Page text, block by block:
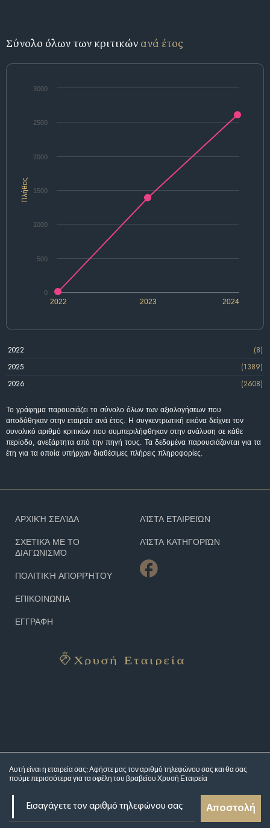
Σύνολο όλων των κριτικών ανά έτος
Πλήθος
2022 2024
2023
0
500
1000
1500
2000
2500
3000
2022
(8)
2025
(1389)
2026
(2608)
Το γράφημα παρουσιάζει το σύνολο όλων των αξιολογήσεων που
αποδόθηκαν στην εταιρεία ανά έτος. Η συγκεντρωτική εικόνα δείχνει τον
συνολικό αριθμό κριτικών που συμπεριλήφθηκαν στην ανάλυση σε κάθε
περίοδο, ανεξάρτητα από την πηγή τους. Τα δεδομένα παρουσιάζονται για τα
έτη για τα οποία υπήρχαν διαθέσιμες πλήρεις πληροφορίες.
Αυτή είναι η εταιρεία σας; Αφήστε μας τον αριθμό τηλεφώνου σας και θα σας
πούμε περισσότερα για ταοφέλη του βραβείου Χρυσή Εταιρεία
Αποστολή
ΑΡΧΙΚΉ ΣΕΛΊΔΑ
ΣΧΕΤΙΚΆ ΜΕ ΤΟ
ΔΙΑΓΩΝΙΣΜΌ
ΠΟΛΙΤΙΚΉ ΑΠΟΡΡΉΤΟΥ
ΕΠΙΚΟΙΝΩΝΊΑ
ΕΓΓΡΑΦΗ
ΛΊΣΤΑ ΕΤΑΙΡΕΙΏΝ
ΛΊΣΤΑ ΚΑΤΗΓΟΡΙΏΝ